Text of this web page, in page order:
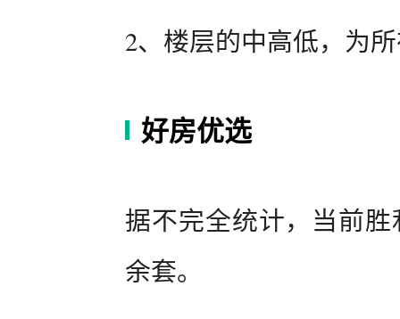
2、楼层的中高低，为
好房优选
据不完全统计，当前
余套。